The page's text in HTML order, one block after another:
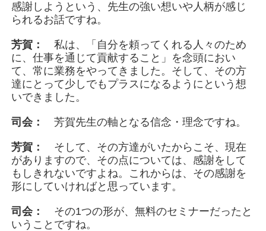
感謝しようという、先生の強い想いや人柄が感じ
られるお話ですね。
芳賀：私は、「自分を頼ってくれる人々のため
に、仕事を通じて貢献すること」を念頭におい
て、常に業務をやってきました。そして、その方
達にとって少しでもプラスになるようにという想
いできました。
司会： 芳賀先生の軸となる信念・理念ですね。
芳賀：
そして、その方達がいたからこそ、現在
がありますので、その点については、感謝をして
もしきれないですよね。これからは、その感謝を
形にしていければと思っています。
司会：
その1つの形が、無料のセミナーだったと
いうことですね。